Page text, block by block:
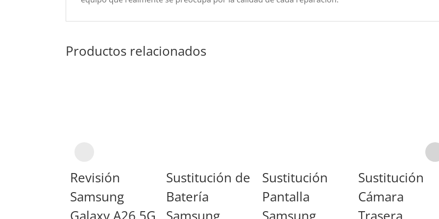
Productos relacionados
Revisión
Samsung
Sustitución de
Batería
Sustitución
Pantalla
Sustitución
Cámara